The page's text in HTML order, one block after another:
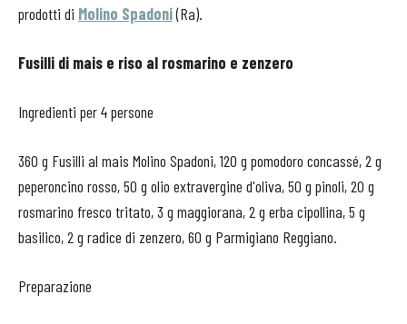
prodotti di Molino Spadoni(Ra).
Fusilli di mais e riso al rosmarino e zenzero
Ingredienti per 4 persone
360 g Fusilli al mais Molino Spadoni, 120 g pomodoro concassé, 2 g
peperoncino rosso, 50 g olio extravergine d'oliva, 50 g pinoli, 20 g
rosmarino fresco tritato, 3 g maggiorana, 2 g erba cipollina, 5 g
basilico, 2 g radice di zenzero, 60 g Parmigiano Reggiano.
Preparazione